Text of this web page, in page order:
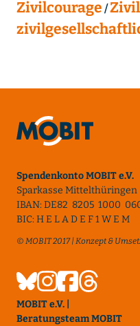
Zivilcourage
Spendenkonto MOBIT e.V.
Sparkasse Mittelthüringen
IBAN: DE82 8205 1000
BIC: H E L A D E F 1 W E M
© MOBIT 2017 | Konzept &
MOBIT e.V. |
Beratungsteam MOBIT